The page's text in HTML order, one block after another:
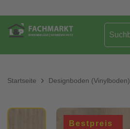
Startseite Designboden (Vinylboden)
Bestpreis